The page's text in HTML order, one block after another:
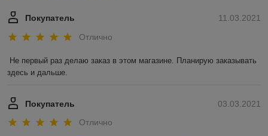
11.03.2021
Покупатель
Отлично
Не первый раз делаю заказ в этом магазине. Планирую заказывать
здесь и дальше.
03.03.2021
Покупатель
Отлично